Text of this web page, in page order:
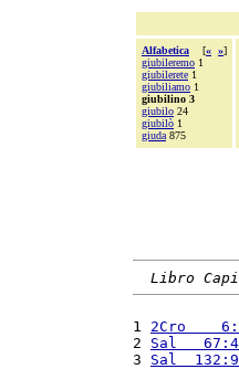
Alfabetica [« »]
giubileremo 1
giubilerete 1
giubiliamo 1
giubilino 3
giubilo 24
giubilò 1
giuda 875
Libro
1 2Cro
2 Sal   67:4
3 Sal  132:9